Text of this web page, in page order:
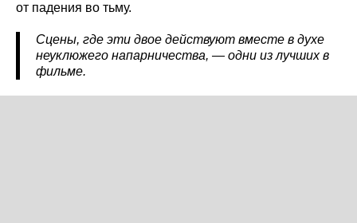
от падения во тьму.
Сцены, где эти двое действуют вместе в духе
неуклюжего напарничества, — одни из лучших в
фильме.